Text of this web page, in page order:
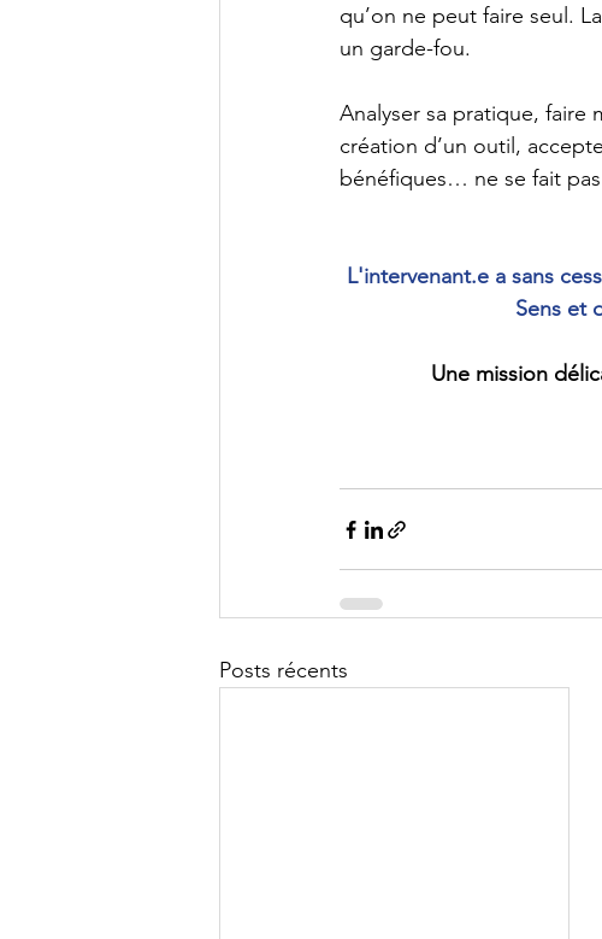
qu’on ne peut faire seul.
un garde-fou.
Analyser sa pratique, faire
création d’un outil,
bénéfiques… ne se fait
L'intervenant.e a sans
Sens et
Une mission
Posts récents